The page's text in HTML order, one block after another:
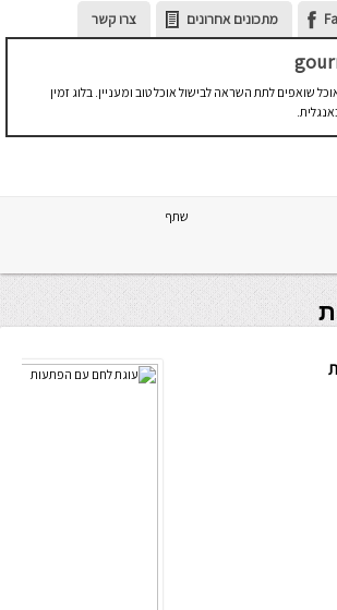
מתכונים אחרונים צרו קשר
שואפים לתת השראה לבישול אוכל טוב ומעניין. בלוג זמין
שתף